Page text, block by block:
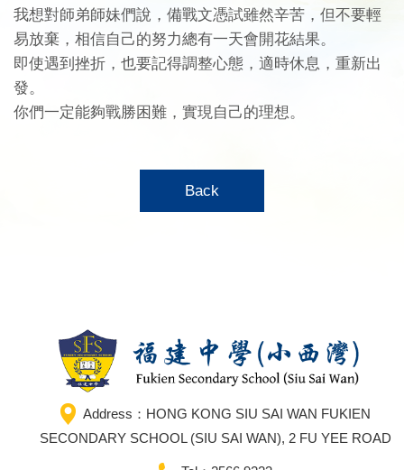
我想對師弟師妹們說，備戰文憑試雖然辛苦，但不要輕
易放棄，相信自己的努力總有一天會開花結果。
即使遇到挫折，也要記得調整心態，適時休息，重新出
發。
你們一定能夠戰勝困難，實現自己的理想。
Back
Address：HONG KONG SIU SAI WAN FUKIEN
SECONDARY SCHOOL (SIU SAI WAN), 2 FU YEE ROAD